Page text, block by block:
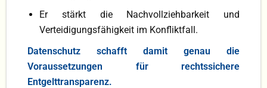
Er stärkt die Nachvollziehbarkeit und
Verteidigungsfähigkeit im Konfliktfall.
Datenschutz schafft damit genau die
Voraussetzungen für rechtssichere
Entgelttransparenz.